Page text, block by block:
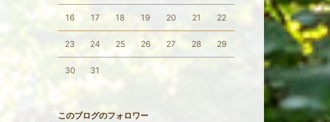
16 17 18 19 20 21 22
23 24 25 26 27 28 29
30 31
このブログのフォロワー